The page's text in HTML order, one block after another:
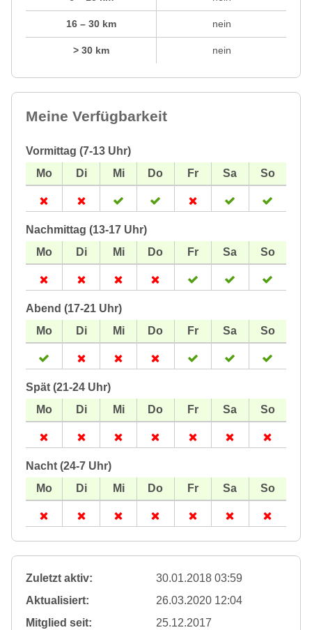
16 – 30 km
> 30 km
nein
nein
Meine Verfügbarkeit
Vormittag (7-13 Uhr)
Nachmittag (13-17 Uhr)
Abend (17-21 Uhr)
Spät (21-24 Uhr)
Nacht (24-7 Uhr)
Zuletzt aktiv:
30.01.2018 03:59
Aktualisiert:
26.03.2020 12:04
Mitglied seit:
25.12.2017